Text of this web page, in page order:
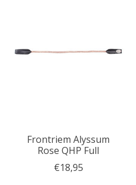
Frontriem Alyssum
Rose QHP Full
€18,95